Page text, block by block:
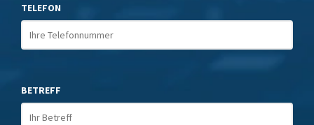
TELEFON
BETREFF